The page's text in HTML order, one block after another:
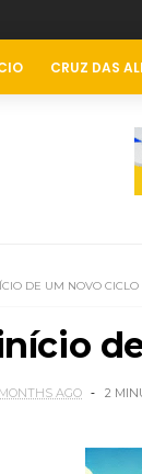
CRUZ DAS
DE UM NOVO CICLO
AGO 2